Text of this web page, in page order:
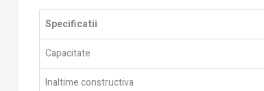
Specificatii
Capacitate
Inaltime constructiva